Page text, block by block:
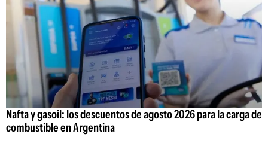
Nafta y gasoil: los descuentos de agosto 2026 para la carga de
combustible en Argentina